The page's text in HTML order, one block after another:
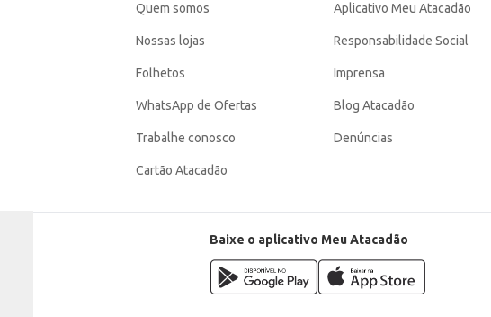
Quem somos
Nossas lojas
Folhetos
WhatsApp de Ofertas
Trabalhe conosco
Cartão Atacadão
Aplicativo Meu Atacadão
Responsabilidade Social
Imprensa
Blog Atacadão
Denúncias
Baixe o aplicativo Meu Atacadão